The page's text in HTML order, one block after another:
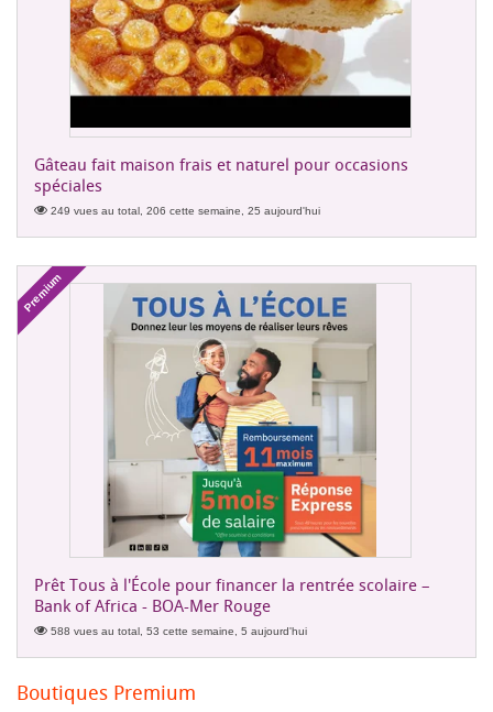
Gâteau fait maison frais et naturel pour occasions
spéciales
249 vues au total, 206 cette semaine, 25 aujourd'hui
Premium
Prêt Tous à l'École pour financer la rentrée scolaire –
Bank of Africa - BOA-Mer Rouge
588 vues au total, 53 cette semaine, 5 aujourd'hui
Boutiques Premium